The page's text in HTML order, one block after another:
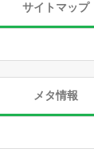
サイトマップ
メタ情報